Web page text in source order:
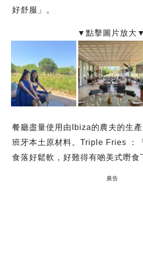
好舒服」。
餐廳盡量使用由Ibiza的農夫的生
班牙本土原材料。Triple Fries ：
食落好鬆軟，好難得有啲美式嘢食
廣告